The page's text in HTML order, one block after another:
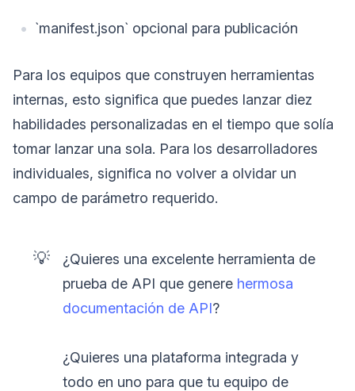
`manifest.json` opcional para publicación
Para los equipos que construyen herramientas
internas, esto significa que puedes lanzar diez
habilidades personalizadas en el tiempo que solía
tomar lanzar una sola. Para los desarrolladores
individuales, significa no volver a olvidar un
campo de parámetro requerido.
💡
¿Quieres una excelente herramienta de
prueba de API que genere hermosa
documentación de API?
¿Quieres una plataforma integrada y
todo en uno para que tu equipo de